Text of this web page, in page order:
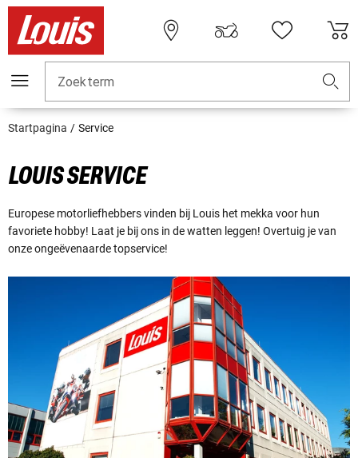
Zoekterm
Startpagina Service
LOUIS SERVICE
Europese motorliefhebbers vinden bij Louis het mekka voor hun
favoriete hobby! Laat je bij ons in de watten leggen! Overtuig je van
onze ongeëvenaarde topservice!